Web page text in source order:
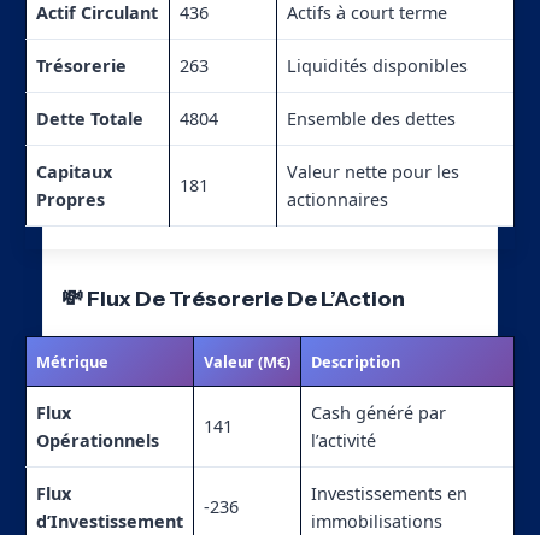
Actif Circulant 436 Actifs à court terme
Trésorerie 263 Liquidités disponibles
Dette Totale 4804 Ensemble des dettes
Capitaux
Propres
181
Valeur nette pour les
actionnaires
💸 Flux De Trésorerie De L’Action
Métrique Valeur (M€) Description
Flux
Opérationnels
141
Cash généré par
l’activité
Flux
d’Investissement
-236
Investissements en
immobilisations